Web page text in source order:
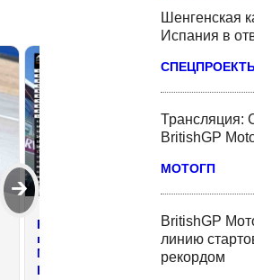
Шенгенская
Испания в
Трансляция:
BritishGP
МОТОГП
BritishGP
линию
рекордом
🡲
Решающие 15 минут
преквалификации BritishGP
MotoGP 2026: гонка за
рекордами началась!